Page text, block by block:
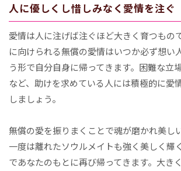
人に優しくし惜しみなく愛情を注ぐ
愛情は人に注げば注ぐほど大きく育つもの
に向けられる無償の愛情はいつか必ず想い
う形で自分自身に帰ってきます。困難な立
など、助けを求めている人には積極的に愛
しましょう。
無償の愛を振りまくことで魂が磨かれ美し
一度は離れたソウルメイトも強く美しく輝
であなたのもとに再び帰ってきます。大き